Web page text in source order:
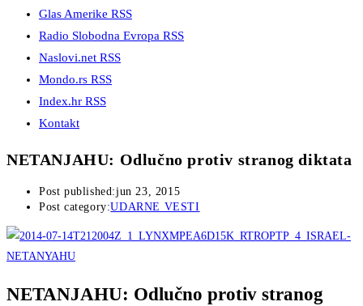
Glas Amerike RSS
Radio Slobodna Evropa RSS
Naslovi.net RSS
Mondo.rs RSS
Index.hr RSS
Kontakt
NETANJAHU: Odlučno protiv stranog diktata
Post published:jun 23, 2015
Post category:UDARNE VESTI
NETANJAHU: Odlučno protiv stranog